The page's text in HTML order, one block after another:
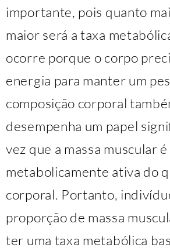
importante, pois quanto
maior será a taxa
ocorre porque o corpo
energia para manter um
composição corporal
desempenha um papel
vez que a massa muscular
metabolicamente ativa do
corporal. Portanto,
proporção de massa
ter uma taxa metabólica